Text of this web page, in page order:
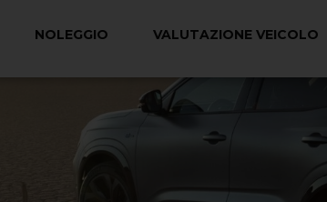
NOLEGGIO VALUTAZIONE VEICOLO